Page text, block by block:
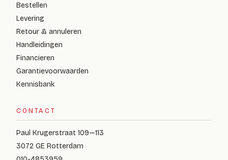
Bestellen
Levering
Retour & annuleren
Handleidingen
Financieren
Garantievoorwaarden
Kennisbank
CONTACT
Paul Krugerstraat 109—113
3072 GE Rotterdam